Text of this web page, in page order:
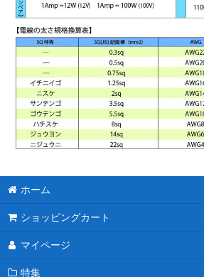
ホーム
ショッピングカート
マイページ
特集